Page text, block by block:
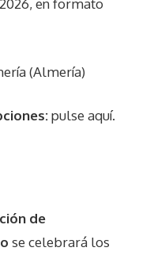
en formato
(Almería)
pulse aquí.
de
se celebrará los